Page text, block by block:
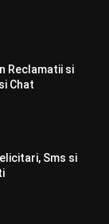
Reclamatii si
Chat
Sms si